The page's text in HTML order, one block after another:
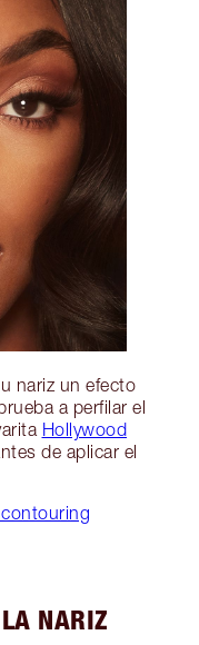
nariz un efecto
a perfilar el
Hollywood
de aplicar el
NARIZ